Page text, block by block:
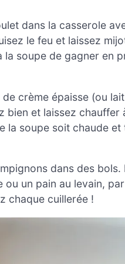
dans la casserole
le feu et laissez
soupe de gagner en
crème épaisse (ou
et laissez chauffer
la soupe soit chaude et
dans des
ou un pain au levain,
chaque cuillerée !